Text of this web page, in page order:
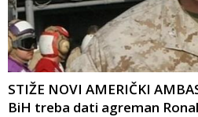
STIŽE NOVI AMERIČKI
BiH treba dati agreman